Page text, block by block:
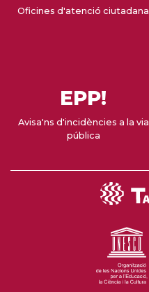
Oficines d'atenció ciutadana
EPP!
Avisa'ns d'incidències a la via
pública